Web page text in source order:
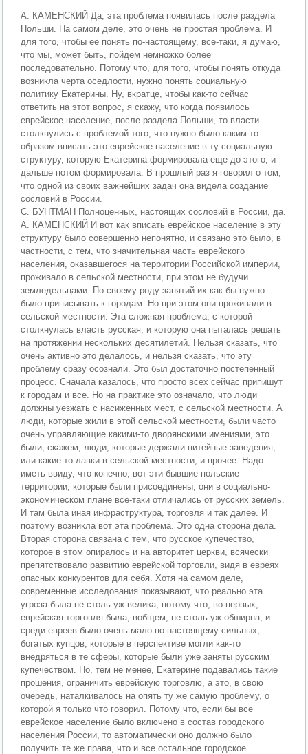
А. КАМЕНСКИЙ Да, эта проблема появилась после раздела
Польши. На самом деле, это очень не простая проблема. И
для того, чтобы ее понять по-настоящему, все-таки, я думаю,
что мы, может быть, пойдем немножко более
последовательно. Потому что, для того, чтобы понять откуда
возникла черта оседлости, нужно понять социальную
политику Екатерины. Ну, вкратце, чтобы как-то сейчас
ответить на этот вопрос, я скажу, что когда появилось
еврейское население, после раздела Польши, то власти
столкнулись с проблемой того, что нужно было каким-то
образом вписать это еврейское население в ту социальную
структуру, которую Екатерина формировала еще до этого, и
дальше потом формировала. В прошлый раз я говорил о том,
что одной из своих важнейших задач она видела создание
сословий в России.
С. БУНТМАН Полноценных, настоящих сословий в России, да.
А. КАМЕНСКИЙ И вот как вписать еврейское население в эту
структуру было совершенно непонятно, и связано это было, в
частности, с тем, что значительная часть еврейского
населения, оказавшегося на территории Российской империи,
проживало в сельской местности, при этом не будучи
земледельцами. По своему роду занятий их как бы нужно
было приписывать к городам. Но при этом они проживали в
сельской местности. Эта сложная проблема, с которой
столкнулась власть русская, и которую она пыталась решать
на протяжении нескольких десятилетий. Нельзя сказать, что
очень активно это делалось, и нельзя сказать, что эту
проблему сразу осознали. Это был достаточно постепенный
процесс. Сначала казалось, что просто всех сейчас припишут
к городам и все. Но на практике это означало, что люди
должны уезжать с насиженных мест, с сельской местности. А
люди, которые жили в этой сельской местности, были часто
очень управляющие какими-то дворянскими имениями, это
были, скажем, люди, которые держали питейные заведения,
или какие-то лавки в сельской местности, и прочее. Надо
иметь ввиду, что конечно, вот эти бывшие польские
территории, которые были присоединены, они в социально-
экономическом плане все-таки отличались от русских земель.
И там была иная инфраструктура, торговля и так далее. И
поэтому возникла вот эта проблема. Это одна сторона дела.
Вторая сторона связана с тем, что русское купечество,
которое в этом опиралось и на авторитет церкви, всячески
препятствовало развитию еврейской торговли, видя в евреях
опасных конкурентов для себя. Хотя на самом деле,
современные исследования показывают, что реально эта
угроза была не столь уж велика, потому что, во-первых,
еврейская торговля была, вобщем, не столь уж обширна, и
среди евреев было очень мало по-настоящему сильных,
богатых купцов, которые в перспективе могли как-то
внедряться в те сферы, которые были уже заняты русским
купечеством. Но, тем не менее, Екатерине подавались такие
прошения, ограничить еврейскую торговлю, а это, в свою
очередь, наталкивалось на опять ту же самую проблему, о
которой я только что говорил. Потому что, если бы все
еврейское население было включено в состав городского
населения России, то автоматически оно должно было
получить те же права, что и все остальное городское